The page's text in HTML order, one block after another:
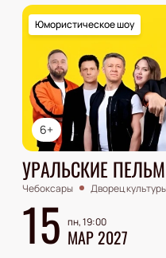
6+
Юмористическое шоу
УРАЛЬСКИЕ
Чебоксары Дворец
15 пн, 19:00
МАР 2027